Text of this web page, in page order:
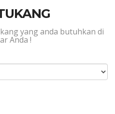
yang anda butuhkan di
Anda !